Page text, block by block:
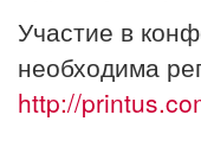
Участие в
необходима
http://